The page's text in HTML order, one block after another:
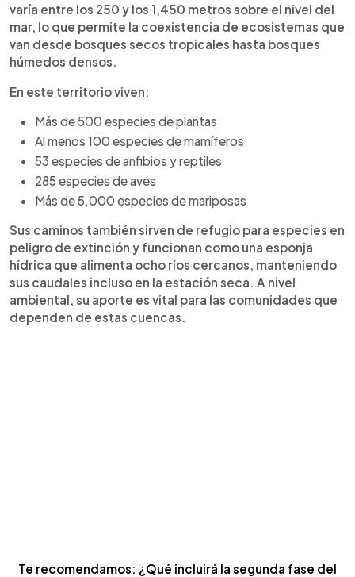
varía entre los 250 y los 1,450 metros sobre el nivel del
mar, lo que permite la coexistencia de ecosistemas que
van desde bosques secos tropicales hasta bosques
húmedos densos.
En este territorio viven:
Más de 500 especies de plantas
Al menos 100 especies de mamíferos
53 especies de anfibios y reptiles
285 especies de aves
Más de 5,000 especies de mariposas
Sus caminos también sirven de refugio para especies en
peligro de extinción y funcionan como una esponja
hídrica que alimenta ocho ríos cercanos, manteniendo
sus caudales incluso en la estación seca. A nivel
ambiental, su aporte es vital para las comunidades que
dependen de estas cuencas.
Te recomendamos: ¿Qué incluirá la segunda fase del